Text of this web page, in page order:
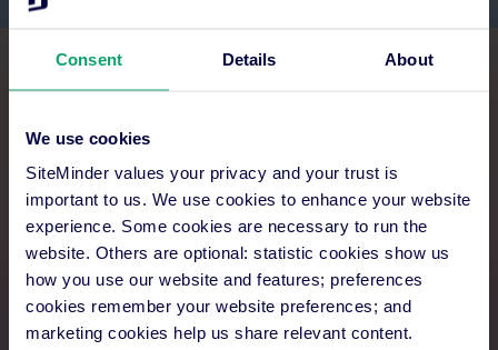
Consent Details About
We use cookies
SiteMinder values your privacy and your trust is
important to us. We use cookies to enhance your website
experience. Some cookies are necessary to run the
website. Others are optional: statistic cookies show us
how you use our website and features; preferences
cookies remember your website preferences; and
marketing cookies help us share relevant content.
ที่นั่งมีจำนวนจำกัด กรุณาสำรองล่วงหน้าเพื่อ
ยืนยันสิทธิ์ของคุณ
งานนี้มีผู้ลงทะเบียนเต็มแล้ว